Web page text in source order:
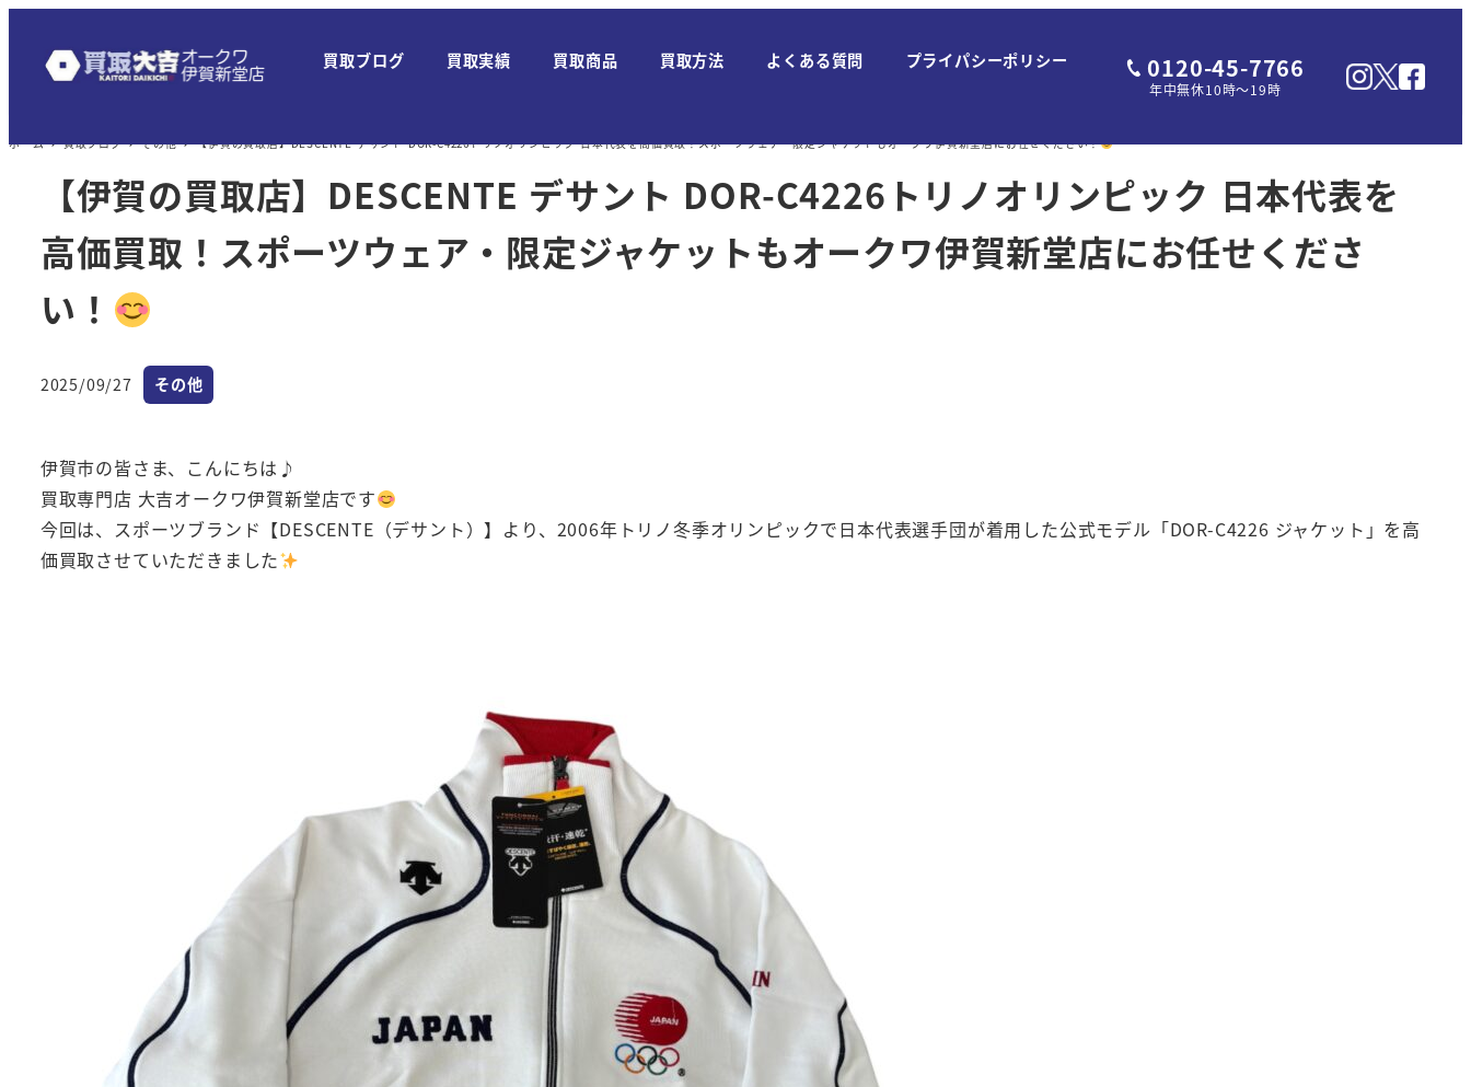
ン
買取ブログ 買取実績 買取商品 買取方法 よくある質問 プライパシーポリシー 0120-45-7766
年中無休10時～19時
ホーム 買取ブログ その他 【伊賀の買取店】DESCENTE デサント DOR-C4226トリノオリンピック 日本代表を高価買取！スポーツウェア・限定ジャケットもオークワ伊賀新堂店にお任せください！
【伊賀の買取店】DESCENTE デサント DOR-C4226トリノオリンピック 日本代表を
高価買取！スポーツウェア・限定ジャケットもオークワ伊賀新堂店にお任せくださ
い！
投稿日
2025/09/27 カテゴリー
その他
伊賀市の皆さま、こんにちは♪
買取専門店 大吉オークワ伊賀新堂店です
今回は、スポーツブランド【DESCENTE（デサント）】より、2006年トリノ冬季オリンピックで日本代表選手団が着用した公式モデル「DOR-C4226 ジャケット」を高
価買取させていただきました